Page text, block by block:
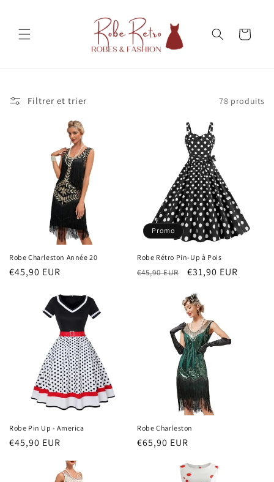
contenu
Panier
Filtrer et trier 78 produits
Robe Charleston Année 20
Prix
€45,90 EUR
Promo
Robe Rétro Pin-Up à Pois
Prix
€45,90 EUR
Prix
€31,90 EUR
Robe Pin Up - America
Prix
€45,90 EUR
Robe Charleston
Prix
€65,90 EUR